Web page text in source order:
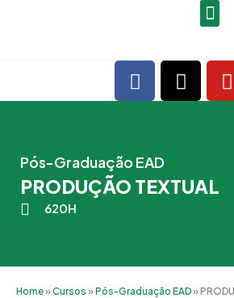
F
a
c
o
o
X
-
t
t
o
Pós-Graduação EAD
PRODUÇÃO TEXTUAL
620H
Home»Cursos »Pós-Graduação EAD»